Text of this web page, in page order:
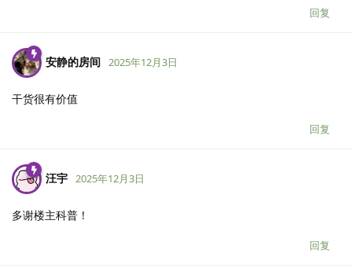
回复
安静的房间 2025年12月3日
干货很有价值
回复
汪宇 2025年12月3日
多谢楼主科普！
回复